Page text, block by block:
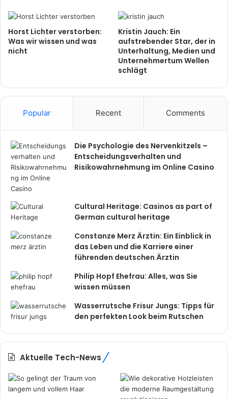
Horst Lichter verstorben:
Was wir wissen und was
nicht
Kristin Jauch: Ein
aufstrebender Star, der in
Unterhaltung, Medien und
Unternehmertum Wellen
schlägt
Popular Recent Comments
Die Psychologie des Nervenkitzels –
Entscheidungsverhalten und
Risikowahrnehmung im Online Casino
Cultural Heritage: Casinos as part of
German cultural heritage
Constanze Merz Ärztin: Ein Einblick in
das Leben und die Karriere einer
führenden deutschen Ärztin
Philip Hopf Ehefrau: Alles, was Sie
wissen müssen
Wasserrutsche Frisur Jungs: Tipps für
den perfekten Look beim Rutschen
Aktuelle Tech-News